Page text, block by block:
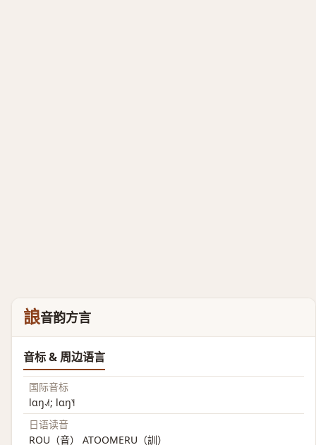
誏音韵方言
音标 & 周边语言
国际音标
lɑŋ˨˩˦; lɑŋ˥˧
日语读音
ROU（音） ATOOMERU（訓）